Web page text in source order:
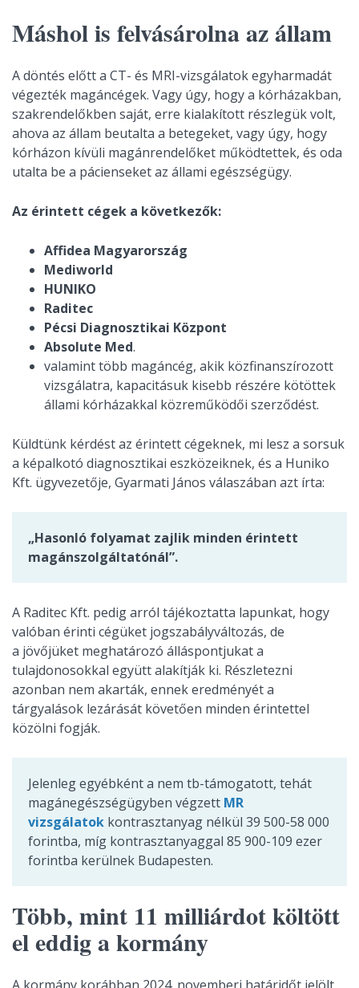
Máshol is felvásárolna az állam
A döntés előtt a CT- és MRI-vizsgálatok egyharmadát
végezték magáncégek. Vagy úgy, hogy a kórházakban,
szakrendelőkben saját, erre kialakított részlegük volt,
ahova az állam beutalta a betegeket, vagy úgy, hogy
kórházon kívüli magánrendelőket működtettek, és oda
utalta be a pácienseket az állami egészségügy.
Az érintett cégek a következők:
Affidea Magyarország
Mediworld
HUNIKO
Raditec
Pécsi Diagnosztikai Központ
Absolute Med.
valamint több magáncég, akik közfinanszírozott
vizsgálatra, kapacitásuk kisebb részére kötöttek
állami kórházakkal közreműködői szerződést.
Küldtünk kérdést az érintett cégeknek, mi lesz a sorsuk
a képalkotó diagnosztikai eszközeiknek, és a Huniko
Kft. ügyvezetője, Gyarmati János válaszában azt írta:
„Hasonló folyamat zajlik minden érintett
magánszolgáltatónál”.
A Raditec Kft. pedig arról tájékoztatta lapunkat, hogy
valóban érinti cégüket jogszabályváltozás, de
a jövőjüket meghatározó álláspontjukat a
tulajdonosokkal együtt alakítják ki. Részletezni
azonban nem akarták, ennek eredményét a
tárgyalások lezárását követően minden érintettel
közölni fogják.
Jelenleg egyébként a nem tb-támogatott, tehát
magánegészségügyben végzett MR
vizsgálatok kontrasztanyag nélkül 39 500-58 000
forintba, míg kontrasztanyaggal 85 900-109 ezer
forintba kerülnek Budapesten.
Több, mint 11 milliárdot költött
el eddig a kormány